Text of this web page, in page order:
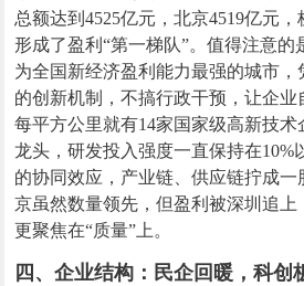
总额达到4525亿元，北京4519亿元
形成了盈利“第一梯队”。值得注意的
为全国新经济盈利能力最强的城市，
的创新机制，不搞行政干预，让企业
每平方公里就有14家国家级高新技
龙头，研发投入强度一直保持在10%
的协同效应，产业链、供应链拧成
京虽然数量领先，但盈利被深圳追上
更聚焦在“质量”上。
四、企业结构：民企回暖，科创